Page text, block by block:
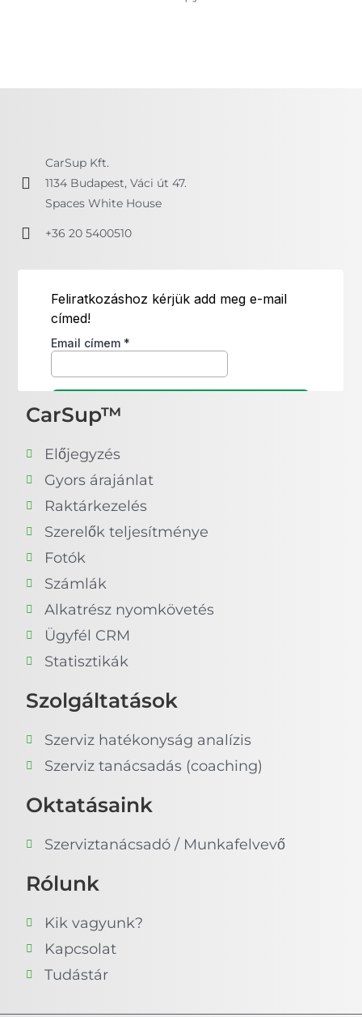
CarSup Kft.
1134 Budapest, Váci út 47.
Spaces White House
+36 20 5400510
CarSup™
Előjegyzés
Gyors árajánlat
Raktárkezelés
Szerelők teljesítménye
Fotók
Számlák
Alkatrész nyomkövetés
Ügyfél CRM
Statisztikák
Szolgáltatások
Szerviz hatékonyság analízis
Szerviz tanácsadás (coaching)
Oktatásaink
Szerviztanácsadó / Munkafelvevő
Rólunk
Kik vagyunk?
Kapcsolat
Tudástár